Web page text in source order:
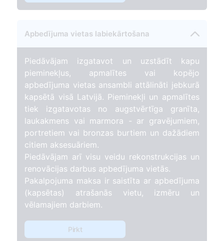
Apbedījuma vietas labiekārtošana
Piedāvājam izgatavot un uzstādīt kapu
pieminekļus, apmalītes vai kopējo
apbedījuma vietas ansambli attālināti jebkurā
kapsētā visā Latvijā. Pieminekļi un apmalītes
tiek izgatavotas no augstvērtīga granīta,
laukakmens vai marmora - ar gravējumiem,
portretiem vai bronzas burtiem un dažādiem
citiem aksesuāriem.
Piedāvājam arī visu veidu rekonstrukcijas un
renovācijas darbus apbedījuma vietās.
Pakalpojuma maksa ir saistīta ar apbedījuma
(kapsētas) atrašanās vietu, izmēru un
vēlamajiem darbiem.
Pirkt